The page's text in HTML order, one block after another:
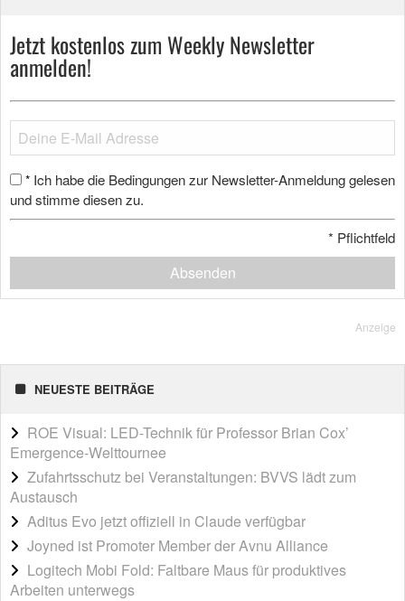
Jetzt kostenlos zum Weekly Newsletter
anmelden!
* Ich habe die Bedingungen zur Newsletter-Anmeldung gelesen
und stimme diesen zu.
* Pflichtfeld
Absenden
Anzeige
NEUESTE BEITRÄGE
ROE Visual: LED-Technik für Professor Brian Cox’
Emergence-Welttournee
Zufahrtsschutz bei Veranstaltungen: BVVS lädt zum
Austausch
Aditus Evo jetzt offiziell in Claude verfügbar
Joyned ist Promoter Member der Avnu Alliance
Logitech Mobi Fold: Faltbare Maus für produktives
Arbeiten unterwegs